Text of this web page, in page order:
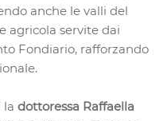
anche le valli del
agricola servite dai
Fondiario, rafforzando
la dottoressa Raffaella